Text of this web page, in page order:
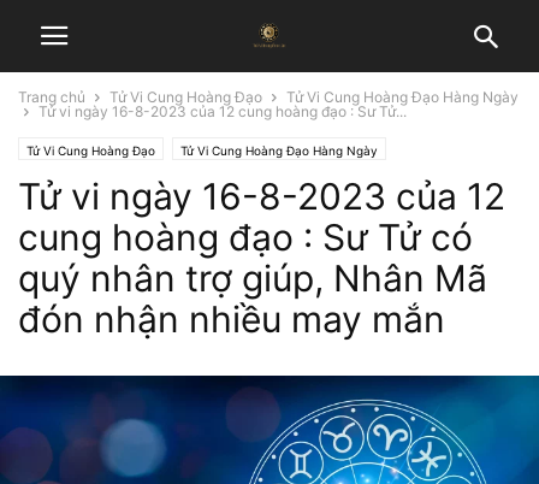
Trang chủ Tử Vi Cung Hoàng Đạo
Tử Vi Cung Hoàng Đạo Hàng Ngày
Tử vi ngày 16-8-2023 của 12 cung hoàng đạo : Sư Tử...
Tử Vi Cung Hoàng Đạo Tử Vi Cung Hoàng Đạo Hàng Ngày
Tử vi ngày 16-8-2023 của 12
cung hoàng đạo : Sư Tử có
quý nhân trợ giúp, Nhân Mã
đón nhận nhiều may mắn